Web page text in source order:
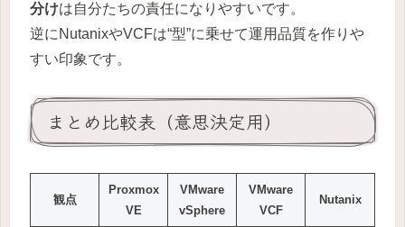
分けは自分たちの責任になりやすいです。
逆にNutanixやVCFは“型”に乗せて運用品質を作りや
すい印象です。
まとめ比較表（意思決定用）
観点
Proxmox
VE
VMware
vSphere
VMware
VCF
Nutanix